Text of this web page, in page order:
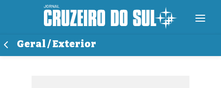
Geral / Exterior